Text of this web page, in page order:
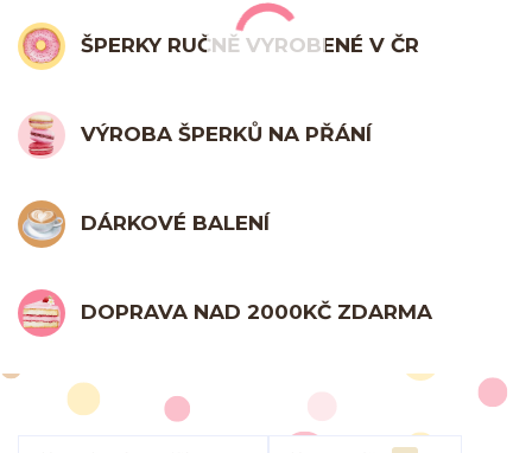
ŠPERKY RUČNĚ VYROBENÉ V ČR
VÝROBA ŠPERKŮ NA PŘÁNÍ
DÁRKOVÉ BALENÍ
DOPRAVA NAD 2000KČ ZDARMA